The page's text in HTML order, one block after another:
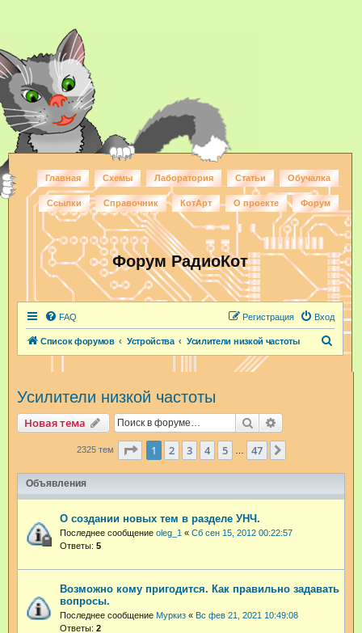
Главная Схемы Лаборатория Статьи Обучалка
Ссылки Справочник КотАрт О проекте Форум
Форум РадиоКот
FAQ Вход
Регистрация
Список форумов Устройства Усилители низкой частоты
Усилители низкой частоты
Новая тема Поиск
2325 тем Страница из 47
1 2 3 4 5 47
Объявления
О создании новых тем в разделе УНЧ.
Последнее сообщение oleg_1 « Сб сен 15, 2012 00:22:57
Ответы: 5
Возможно кому пригодится. Как правильно задавать
вопросы.
Последнее сообщение Муркиз « Вс фев 21, 2021 10:49:08
Ответы: 2